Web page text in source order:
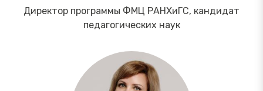
Директор программы ФМЦ РАНХиГС, кандидат
педагогических наук